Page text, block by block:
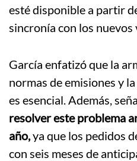
esté disponible a partir
sincronía con los nuevos
García enfatizó que la
normas de emisiones y
es esencial. Además,
resolver este problema
año,ya que los pedidos
con seis meses de